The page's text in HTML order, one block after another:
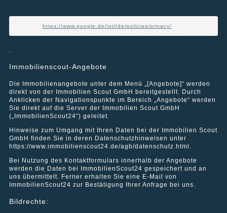
Wohn- und Geschäftshaus in Berlin-Spandau
https://www.google.de/intl/de/policies/privacy/
.
Immobilienscout-Angebote
Die Immobilienangebote unter dem Menü „[Angebote]“ werden
direkt von der Immobilien Scout GmbH bereitgestellt. Durch
Anklicken der Navigationspunkte im Bereich „Angebote“ werden
Sie direkt auf die Server der Immobilien Scout GmbH
(„ImmobilienScout24“) geleitet.
Hinweise zum Umgang mit Ihren Daten bei der Immobilien Scout
GmbH finden Sie in deren Datenschutzhinweisen unter
https://www.immobilienscout24.de/agb/datenschutz.html.
Bei Nutzung des Kontaktformulars innerhalb der Angebote
werden die Daten bei ImmobilienScout24 gespeichert und an
uns übermittelt. Ferner erhalten Sie eine E-Mail von
ImmobilienScout24 zur Bestätigung Ihrer Anfrage bei uns.
Bildrechte: